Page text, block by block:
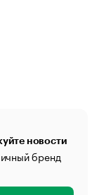
новости
бренд